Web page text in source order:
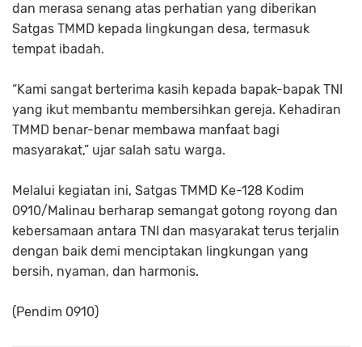
dan merasa senang atas perhatian yang diberikan
Satgas TMMD kepada lingkungan desa, termasuk
tempat ibadah.
“Kami sangat berterima kasih kepada bapak-bapak TNI
yang ikut membantu membersihkan gereja. Kehadiran
TMMD benar-benar membawa manfaat bagi
masyarakat,” ujar salah satu warga.
Melalui kegiatan ini, Satgas TMMD Ke-128 Kodim
0910/Malinau berharap semangat gotong royong dan
kebersamaan antara TNI dan masyarakat terus terjalin
dengan baik demi menciptakan lingkungan yang
bersih, nyaman, dan harmonis.
(Pendim 0910)